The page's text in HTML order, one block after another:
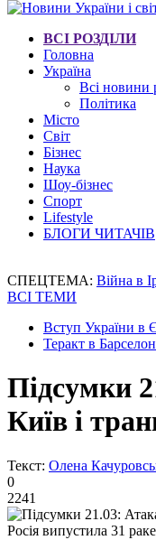
ВСІ РОЗДІЛИ
Головна
Україна
Всі новини
Політика
Місто
Світ
Бізнес
Наука
Шоу-бізнес
Спорт
Lifestyle
БЛОГИ ЧИТАЧІВ
СПЕЦТЕМА: Війна в
ВСІ ТЕМИ
Вступ України в
Теракт в
Підсумки
Київ і
Текст: Олена
0
2241
Росія випустила 31